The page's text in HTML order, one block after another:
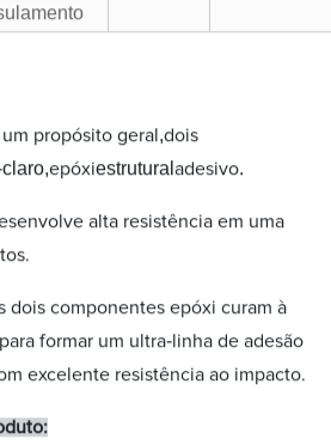
propósito geral,dois
epóxiestruturaladesivo.
alta resistência em uma
dois componentes epóxi curam à
formar um ultra-linha de adesão
excelente resistência ao impacto.